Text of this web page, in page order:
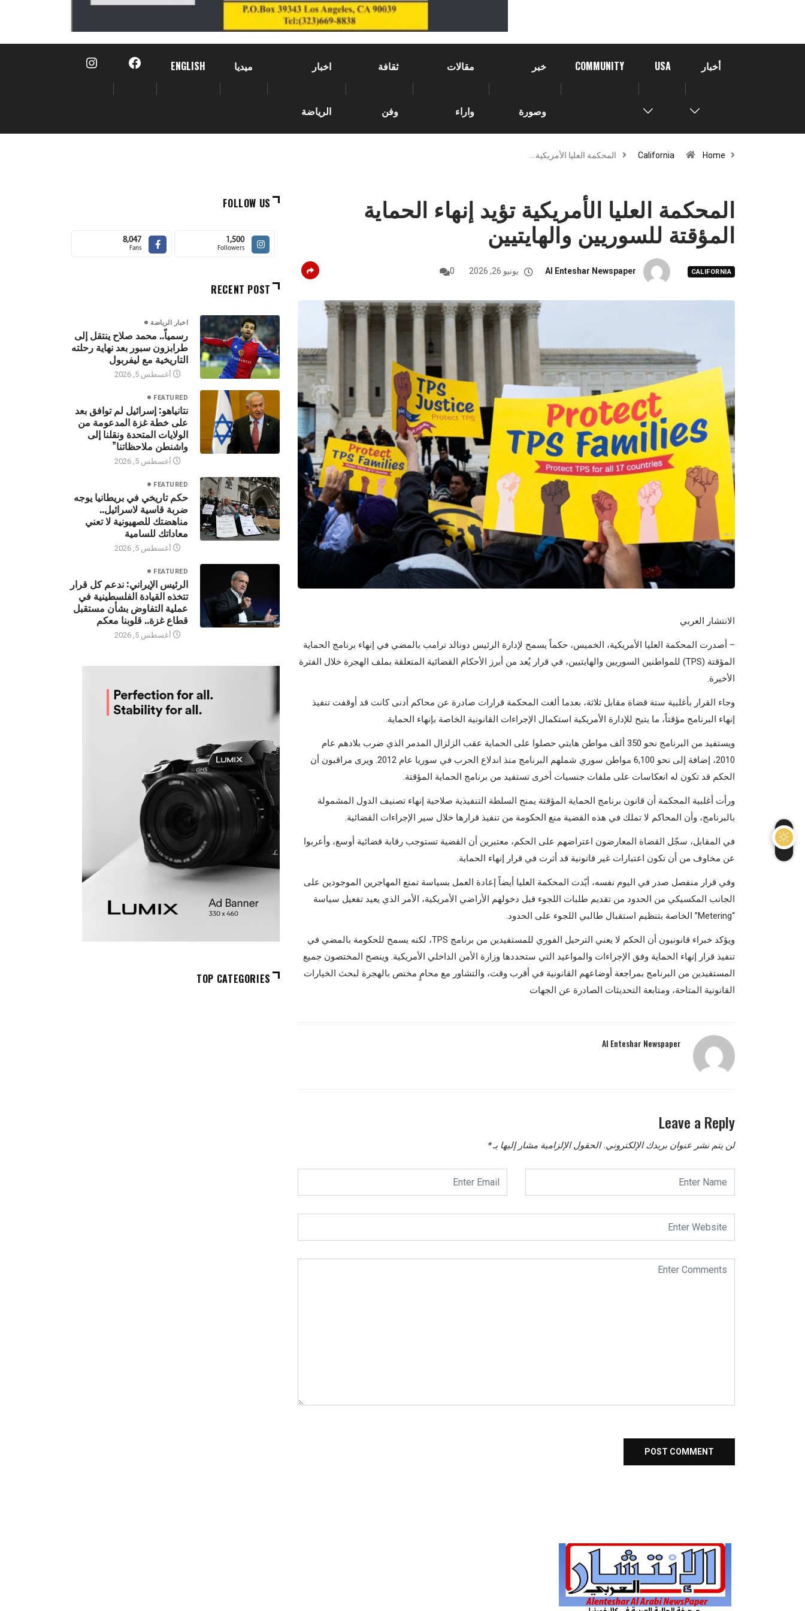
أخبار USA
COMMUNITY خبر
وصورة
مقالات
واراء
ثقافة
وفن
اخبار
الرياضة
ميديا ENGLISH
Home
California المحكمة العليا الأمريكية…
المحكمة العليا الأمريكية تؤيد إنهاء الحماية
المؤقتة للسوريين والهايتيين
CALIFORNIA
Al Enteshar Newspaper يونيو 26, 2026 0
الانتشار العربي
– أصدرت المحكمة العليا الأمريكية، الخميس، حكماً يسمح لإدارة الرئيس دونالد ترامب بالمضي في إنهاء برنامج الحماية
المؤقتة (TPS) للمواطنين السوريين والهايتيين، في قرار يُعد من أبرز الأحكام القضائية المتعلقة بملف الهجرة خلال الفترة
الأخيرة.
وجاء القرار بأغلبية ستة قضاة مقابل ثلاثة، بعدما ألغت المحكمة قرارات صادرة عن محاكم أدنى كانت قد أوقفت تنفيذ
إنهاء البرنامج مؤقتاً، ما يتيح للإدارة الأمريكية استكمال الإجراءات القانونية الخاصة بإنهاء الحماية.
ويستفيد من البرنامج نحو 350 ألف مواطن هايتي حصلوا على الحماية عقب الزلزال المدمر الذي ضرب بلادهم عام
2010، إضافة إلى نحو 6,100 مواطن سوري شملهم البرنامج منذ اندلاع الحرب في سوريا عام 2012. ويرى مراقبون أن
الحكم قد تكون له انعكاسات على ملفات جنسيات أخرى تستفيد من برنامج الحماية المؤقتة.
ورأت أغلبية المحكمة أن قانون برنامج الحماية المؤقتة يمنح السلطة التنفيذية صلاحية إنهاء تصنيف الدول المشمولة
بالبرنامج، وأن المحاكم لا تملك في هذه القضية منع الحكومة من تنفيذ قرارها خلال سير الإجراءات القضائية.
في المقابل، سجّل القضاة المعارضون اعتراضهم على الحكم، معتبرين أن القضية تستوجب رقابة قضائية أوسع، وأعربوا
عن مخاوف من أن تكون اعتبارات غير قانونية قد أثرت في قرار إنهاء الحماية.
وفي قرار منفصل صدر في اليوم نفسه، أيّدت المحكمة العليا أيضاً إعادة العمل بسياسة تمنع المهاجرين الموجودين على
الجانب المكسيكي من الحدود من تقديم طلبات اللجوء قبل دخولهم الأراضي الأمريكية، الأمر الذي يعيد تفعيل سياسة
“Metering” الخاصة بتنظيم استقبال طالبي اللجوء على الحدود.
ويؤكد خبراء قانونيون أن الحكم لا يعني الترحيل الفوري للمستفيدين من برنامج TPS، لكنه يسمح للحكومة بالمضي في
تنفيذ قرار إنهاء الحماية وفق الإجراءات والمواعيد التي ستحددها وزارة الأمن الداخلي الأمريكية. وينصح المختصون جميع
المستفيدين من البرنامج بمراجعة أوضاعهم القانونية في أقرب وقت، والتشاور مع محامٍ مختص بالهجرة لبحث الخيارات
القانونية المتاحة، ومتابعة التحديثات الصادرة عن الجهات
Al Enteshar Newspaper
Leave a Reply
لن يتم نشر عنوان بريدك الإلكتروني. الحقول الإلزامية مشار إليها بـ*
FOLLOW US
8,047
Fans
1,500
Followers
RECENT POST
اخبار الرياضة
رسمياً.. محمد صلاح ينتقل إلى
طرابزون سبور بعد نهاية رحلته
التاريخية مع ليفربول
أغسطس 5, 2026
FEATURED
نتانياهو: إسرائيل لم توافق بعد
على خطة غزة المدعومة من
الولايات المتحدة ونقلنا إلى
واشنطن ملاحظاتنا”
أغسطس 5, 2026
FEATURED
حكم تاريخي في بريطانيا يوجه
ضربة قاسية لاسرائيل..
مناهضتك للصهيونية لا تعني
معاداتك للسامية
أغسطس 5, 2026
FEATURED
الرئيس الإيراني: ندعم كل قرار
تتخذه القيادة الفلسطينية في
عملية التفاوض بشأن مستقبل
قطاع غزة.. قلوبنا معكم
أغسطس 5, 2026
TOP CATEGORIES